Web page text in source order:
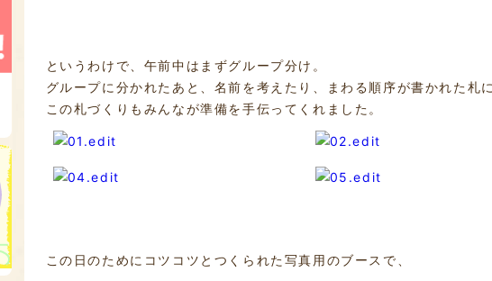
というわけで、午前中はまずグループ分け。
グループに分かれたあと、名前を考えたり、まわる順序が書かれた札
この札づくりもみんなが準備を手伝ってくれました。
この日のためにコツコツとつくられた写真用のブースで、